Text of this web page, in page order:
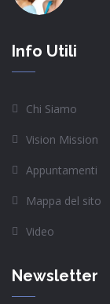
Info Utili
Chi Siamo
Vision Mission
Appuntamenti
Mappa del sito
Video
Newsletter